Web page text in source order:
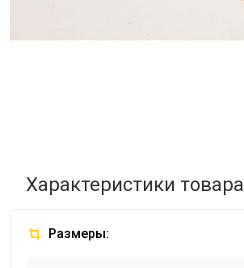
Характеристики товара
Размеры: